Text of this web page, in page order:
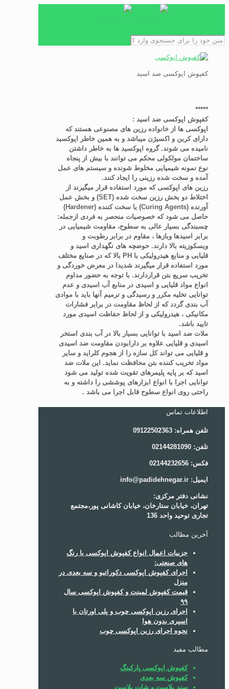
کفپوش اپوکسی صد اسید
*****
کفپوش اپوکسی ضد اسید :
اپوکسی ها از خانواده رزین های مصنوعی هستند که
دارای کربن و اکسیژن میباشد و به همین خاطر اپوکسید
نامیده می شوند. گروه اپوکسید ها به خاطر داشتن
ساختمان مولکولی محکم می توانند با بیش از پنجاه
نوع نمونه شیمیایی مخلوط شونده و سیستم های عمل
آمده و سخت شده رزینی را ایجاد کنند.
رزین های اپوکسی که مورد استفاده قرار میگیرند از
اختلاط دو بخش رزین سخت شده (SET) و بخش عمل
آورنده (Curing Agents) یا سخت کننده (Hardener)
حاصل می شود که خصوصیات منحصر به فردی ازجمله:
چسبندگی بسیار عالی به سطوح، مقاومت شیمیایی در
برابر اسیدها وبازها ، مقاوم در برابر رطوبت و
ویسکوزیته بالا دارند. حوضچه های نگهداری اسید و
قلیایی و منابع هیدرولیکی با PH بالا که در صنایع مختلف
مورد استفاده قرار میگیرند شدیدا در معرض خوردگی و
تخریب سریع بتن قراردارند. با توجه به حضور مداوم
انواع مواد قلیایی و اسیدی در منابع آب اسیدی و عدم
توانایی تخلیه مکرر و رسیدگی و ترمیم آنها باید با موادی
آب بندی گردد که از لحاظ مقاومت در برابر فشارات
مکانیکی ، هیدرولیکی و از لحاظ حفاظت اسیدی مورد
تایید باشد.
ملات ضد اسید با توانایی بسیار بالا در آب بندی استخر
اسیدی و قلیایی علاوه بر دارابودن مقاومت ضد اسیدی
و قلیایی می تواند کل سازه را از هجوم کلراید و سایر
مواد تخریب کننده بتن محافظت نماید. این ملات ضد
اسید که بر پایه پلیمرهای تقویت شده تولید می شود
توانایی اجرا با انواع ابزارهای پوششی را داشته و به
راحتی روی انواع سطوح قابل اجرا می باشد .
اطلاعات تماس
تلفن همراه: 09122502363
تلفن: 02144281090
فکس: 02144232656
ایمیل: info@padidehnegar.ir
نشانی دفتر مرکزی:
تهران، خیابان ستارخان، خیابان کاشانی پور،مجتمع
تجاری توحید واحد 136
آخرین مطالب
جزییات اعمال انواع کفپوش اپوکسی یا رنگ
های صنعتی:
اجرای کفپوش اپوکسی دکوراتیو و سه بعدی در
منزل
قیمت کفپوش لمینت و کفپوش اپوکسی سال
۹۹
اجرای رزین اپوکسی چوب و پلی اورتان با
اسپری بدون هوا
نحوه اجرای رزین اپوکسی چوب
مطالب مفید
کفپوش اپوکسی پارکینگ
کفپوش سه بعدی
سند بلاست و شات بلاست